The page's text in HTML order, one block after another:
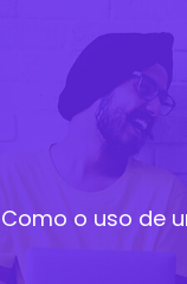
Como o uso de